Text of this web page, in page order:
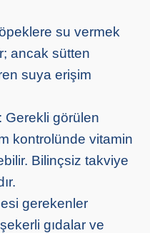
su vermek
ancak sütten
suya erişim
Gerekli görülen
kontrolünde vitamin
Bilinçsiz takviye
gerekenler
gıdalar ve